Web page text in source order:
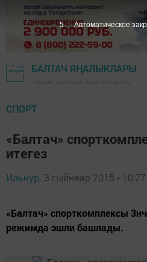
БАЛТАЧ ЯҢАЛЫКЛАРЫ
СПОРТ
«Балтач»
итегез
Ильнур, 3 гыйнвар 2015 - 10:27
«Балтач» спорткомплексы
режимда эшли башлады.
4 Автоматическое